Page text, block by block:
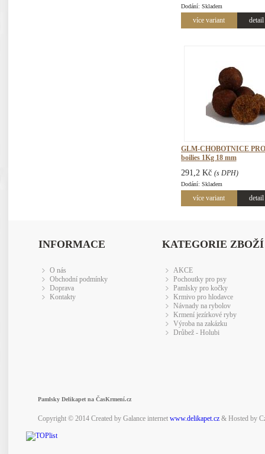
Dodání: Skladem
více variant detail
GLM-CHOBOTNICE
boilies 1Kg 18 mm
291,2 Kč (s DPH)
Dodání: Skladem
více variant detail
INFORMACE
O nás
Obchodní podmínky
Doprava
Kontakty
KATEGORIE ZBOŽÍ
AKCE
Pochoutky pro psy
Pamlsky pro kočky
Krmivo pro hlodavce
Návnady na rybolov
Krmení jezírkové ryby
Výroba na zakázku
Drůbež - Holubi
Pamlsky Delikapet na ČasKrmení.cz
Copyright © 2014 Created by Galance internet www.delikapet.cz& Hosted by